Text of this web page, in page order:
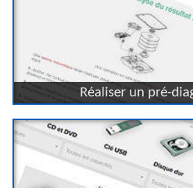
Réaliser un pré-